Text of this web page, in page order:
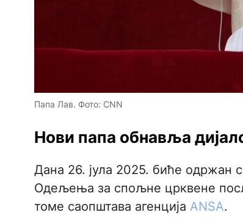
Папа Лав. Фото: CNN
Нови папа обнавља
Дана 26. јула 2025. биће одржан
Одељења за спољне црквене
томе саопштава агенција ANSA.